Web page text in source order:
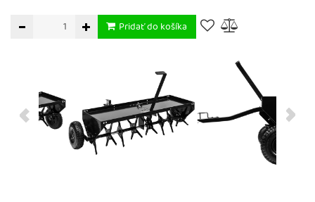
Pridať do košíka